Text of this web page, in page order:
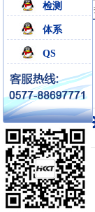
检测
体系
QS